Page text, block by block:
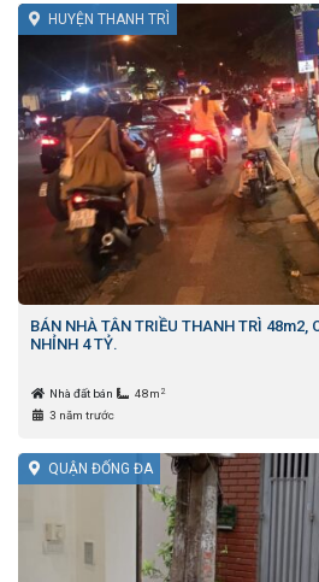
HUYỆN THANH TRÌ
BÁN NHÀ TÂN TRIỀU THANH TRÌ 48m2,
NHỈNH 4 TỶ.
Nhà đất bán 48m 2
3 năm trước
QUẬN ĐỐNG ĐA